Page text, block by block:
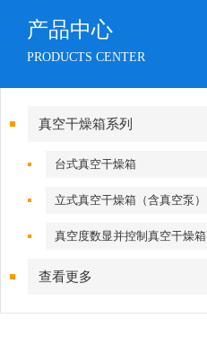
产品中心
PRODUCTS CENTER
真空干燥箱系列
台式真空干燥箱
立式真空干燥箱（含真空泵）
真空度数显并控制真空干燥箱
查看更多